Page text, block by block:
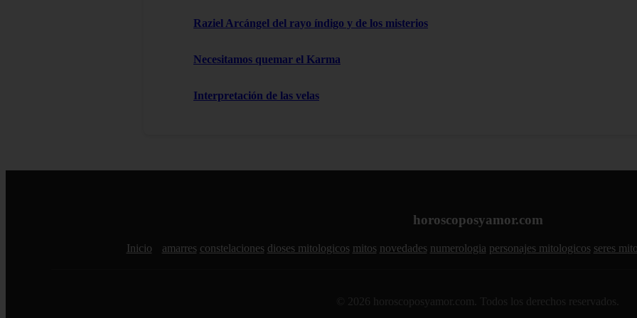
Raziel Arcángel del rayo índigo y de los misterios
Necesitamos quemar el Karma
Interpretación de las velas
horoscoposyamor.com
Inicio amarres constelaciones dioses mitologicos mitos novedades numerologia personajes mitologicos seres
© 2026 horoscoposyamor.com. Todos los derechos reservados.